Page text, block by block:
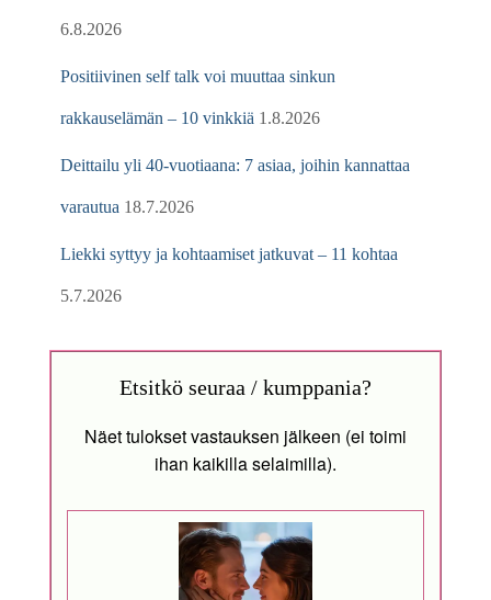
6.8.2026
Positiivinen self talk voi muuttaa sinkun
rakkauselämän – 10 vinkkiä 1.8.2026
Deittailu yli 40-vuotiaana: 7 asiaa, joihin kannattaa
varautua 18.7.2026
Liekki syttyy ja kohtaamiset jatkuvat – 11 kohtaa
5.7.2026
Etsitkö seuraa / kumppania?
Näet tulokset vastauksen jälkeen (ei toimi
ihan kaikilla selaimilla).